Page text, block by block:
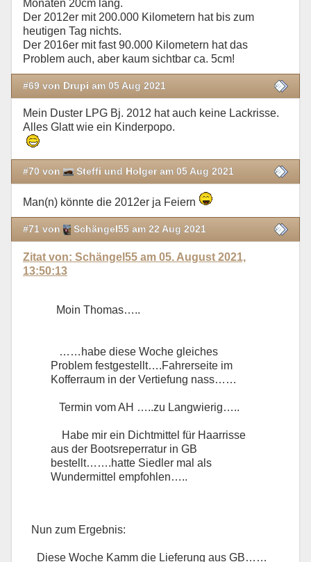
Monaten 20cm lang.
Der 2012er mit 200.000 Kilometern hat bis zum
heutigen Tag nichts.
Der 2016er mit fast 90.000 Kilometern hat das
Problem auch, aber kaum sichtbar ca. 5cm!
#69 von Drupi am 05 Aug 2021
Mein Duster LPG Bj. 2012 hat auch keine Lackrisse.
Alles Glatt wie ein Kinderpopo.
#70 von Steffi und Holger am 05 Aug 2021
Man(n) könnte die 2012er ja Feiern
#71 von Schängel55 am 22 Aug 2021
Zitat von: Schängel55 am 05. August 2021,
13:50:13
Moin Thomas…..
……habe diese Woche gleiches
Problem festgestellt….Fahrerseite im
Kofferraum in der Vertiefung nass……
Termin vom AH …..zu Langwierig…..
Habe mir ein Dichtmittel für Haarrisse
aus der Bootsreperratur in GB
bestellt…….hatte Siedler mal als
Wundermittel empfohlen…..
Nun zum Ergebnis:
Diese Woche Kamm die Lieferung aus GB……